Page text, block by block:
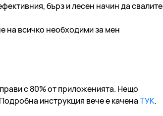
бърз и лесен начин да свалите
на всичко необходими за мен
с 80% от приложенията. Нещо
инструкция вече е каченаТУК.